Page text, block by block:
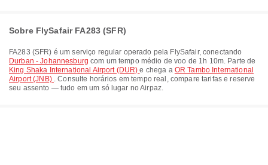
Sobre FlySafair FA283 (SFR)
FA283 (SFR) é um serviço regular operado pela FlySafair, conectando
Durban - Johannesburg com um tempo médio de voo de 1h 10m. Parte de
King Shaka International Airport (DUR)e chega a OR Tambo International
Airport (JNB) . Consulte horários em tempo real, compare tarifas e reserve
seu assento — tudo em um só lugar no Airpaz.